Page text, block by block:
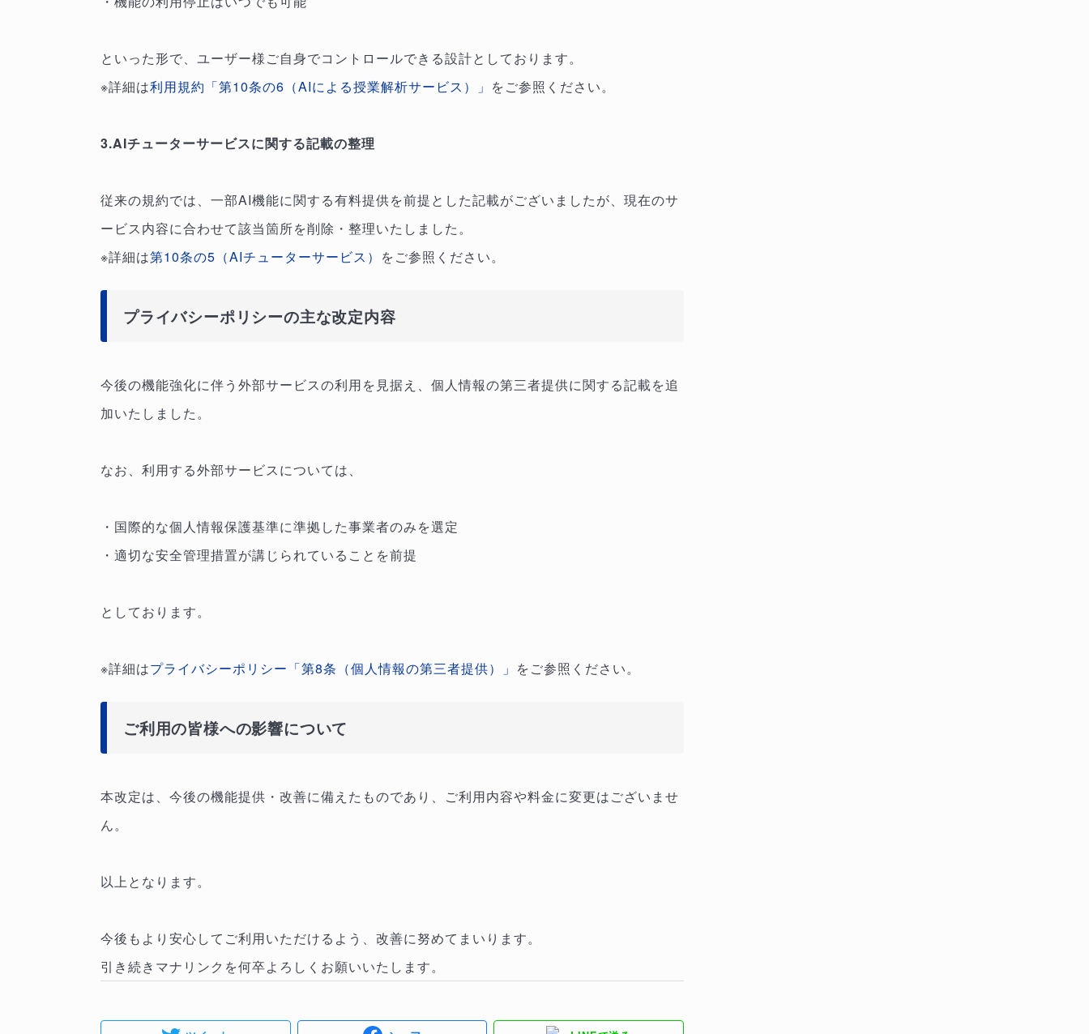
といった形で、ユーザー様ご自身でコントロールできる設計としております。
※詳細は利用規約「第10条の6（AIによる授業解析サービス）」 をご参照ください。
3.AIチューターサービスに関する記載の整理
従来の規約では、一部AI機能に関する有料提供を前提とした記載がございましたが、現在のサ
ービス内容に合わせて該当箇所を削除・整理いたしました。
※詳細は第10条の5（AIチューターサービス） をご参照ください。
プライバシーポリシーの主な改定内容
今後の機能強化に伴う外部サービスの利用を見据え、個人情報の第三者提供に関する記載を追
加いたしました。
なお、利用する外部サービスについては、
・国際的な個人情報保護基準に準拠した事業者のみを選定
・適切な安全管理措置が講じられていることを前提
としております。
※詳細はプライバシーポリシー「第8条（個人情報の第三者提供）」 をご参照ください。
ご利用の皆様への影響について
本改定は、今後の機能提供・改善に備えたものであり、ご利用内容や料金に変更はございませ
ん。
以上となります。
今後もより安心してご利用いただけるよう、改善に努めてまいります。
引き続きマナリンクを何卒よろしくお願いいたします。